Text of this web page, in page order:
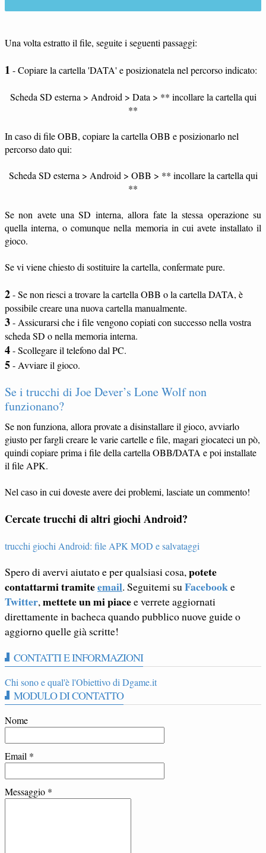
Una volta estratto il file, seguite i seguenti passaggi:
1 - Copiare la cartella 'DATA' e posizionatela nel percorso indicato:
Scheda SD esterna > Android > Data > ** incollare la cartella qui
**
In caso di file OBB, copiare la cartella OBB e posizionarlo nel
percorso dato qui:
Scheda SD esterna > Android > OBB > ** incollare la cartella qui
**
Se non avete una SD interna, allora fate la stessa operazione su
quella interna, o comunque nella memoria in cui avete installato il
gioco.
Se vi viene chiesto di sostituire la cartella, confermate pure.
2- Se non riesci a trovare la cartella OBB o la cartella DATA, è
possibile creare una nuova cartella manualmente.
3- Assicurarsi che i file vengono copiati con successo nella vostra
scheda SD o nella memoria interna.
4- Scollegare il telefono dal PC.
5- Avviare il gioco.
Se i trucchi di Joe Dever’s Lone Wolf non
funzionano?
Se non funziona, allora provate a disinstallare il gioco, avviarlo
giusto per fargli creare le varie cartelle e file, magari giocateci un pò,
quindi copiare prima i file della cartella OBB/DATA e poi installate
il file APK.
Nel caso in cui doveste avere dei problemi, lasciate un commento!
Cercate trucchi di altri giochi Android?
trucchi giochi Android: file APK MOD e salvataggi
Spero di avervi aiutato e per qualsiasi cosa, potete
contattarmi tramiteemail. Seguitemi su Facebooke
Twitter, mettete un mi piacee verrete aggiornati
direttamente in bacheca quando pubblico nuove guide o
aggiorno quelle già scritte!
CONTATTI E INFORMAZIONI
Chi sono e qual'è l'Obiettivo di Dgame.it
MODULO DI CONTATTO
Nome
Email *
Messaggio *